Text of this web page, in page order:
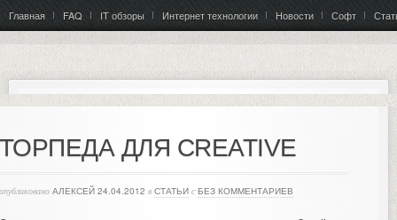
Главная FAQ IT обзоры Интернет технологии Новости Софт
ДЛЯ CREATIVE
АЛЕКСЕЙ 24.04.2012 в СТАТЬИ с БЕЗ КОММЕНТАРИЕВ